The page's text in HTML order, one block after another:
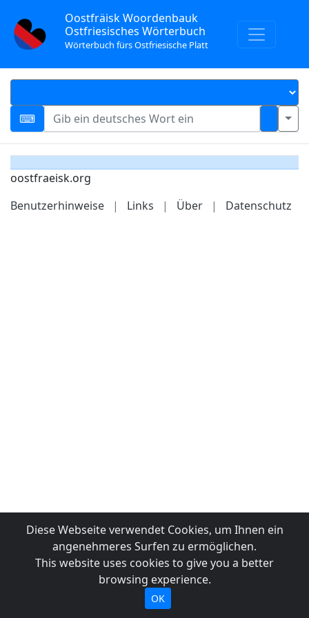
Oostfräisk Woordenbauk
Ostfriesisches Wörterbuch
Wörterbuch fürs Ostfriesische Platt
oostfraeisk.org
Benutzerhinweise
| Links | Über | Datenschutz
Diese Webseite verwendet Cookies, um Ihnen ein
angenehmeres Surfen zu ermöglichen.
This website uses cookies to give you a better
browsing experience.
OK